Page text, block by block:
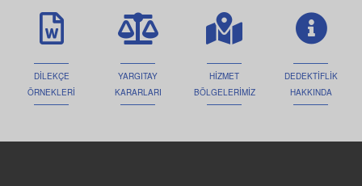
Dedektif Gadget Kimdir?
Dedektiflik Oyunları
Erkek Dedektif
Dünya Dedektiflik
İz Dedektiflik
DİLEKÇE
ÖRNEKLERİ
YARGITAY
KARARLARI
HİZMET
BÖLGELERİMİZ
DEDEKTİFLİK
HAKKINDA